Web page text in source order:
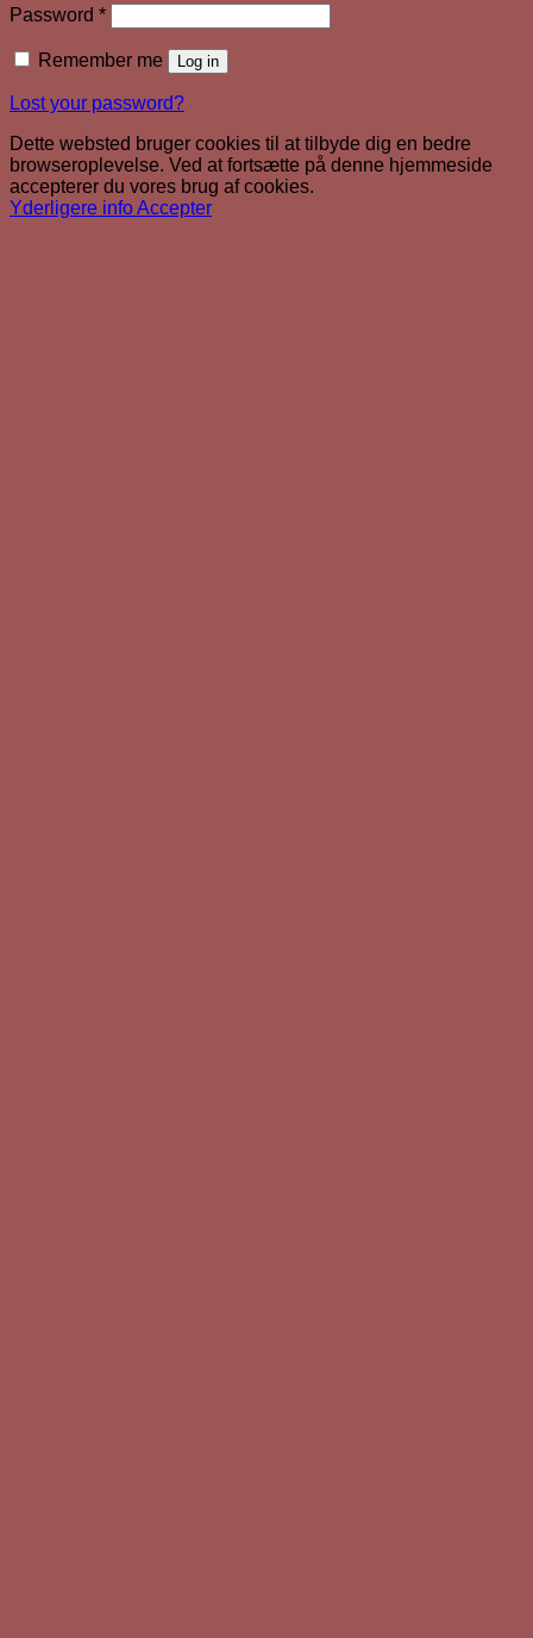
Password *Required
Remember me Log in
Lost your password?
Dette websted bruger cookies til at tilbyde dig en bedre
browseroplevelse. Ved at fortsætte på denne hjemmeside
accepterer du vores brug af cookies.
Yderligere infoAccepter